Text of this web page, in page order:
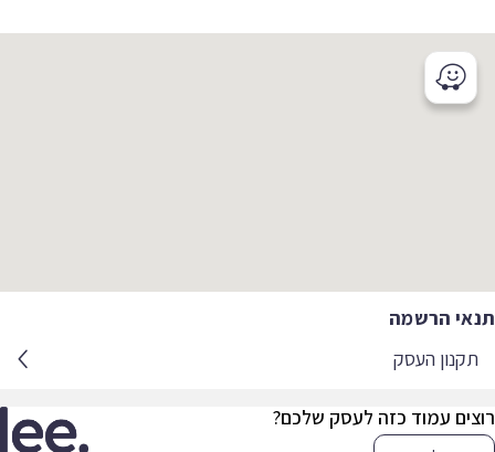
תנאי הרשמה
תקנון העסק
רוצים עמוד כזה לעסק שלכם?